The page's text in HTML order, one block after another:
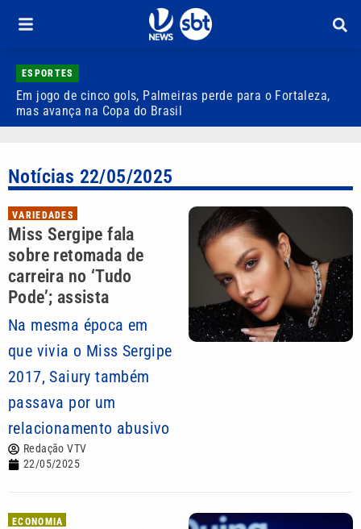
ESPORTES
Em jogo de cinco gols, Palmeiras perde para o Fortaleza,
mas avança na Copa do Brasil
Notícias 22/05/2025
VARIEDADES
Miss Sergipe fala
sobre retomada de
carreira no ‘Tudo
Pode’; assista
Na mesma época em
que vivia o Miss Sergipe
2017, Saiury também
passava por um
relacionamento abusivo
Redação VTV
22/05/2025
ECONOMIA